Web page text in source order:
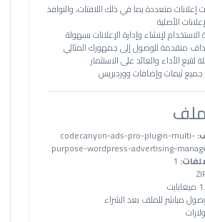
إعلانات متعددة بما في ذلك اللافتات، والنوافذ
الأصلية
لإنشاء وإدارة الإعلانات بسهولة
متقدمة للوصول إلى جمهورك المثالي
لتتبع الأداء والعائد على الاستثمار
ثيمات وإضافات ووردبريس
codecanyon-ads-pro-plugin-multi-
purpose-wordpress-advertising-
مباشر للملف بعد الشراء